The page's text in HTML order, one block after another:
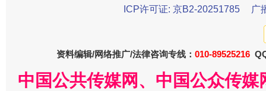
ICP许可证: 京B2-20251785
广
资料编辑/网络推广/法律咨询专线： 010-89525216
中国公共传媒网、中国公众传